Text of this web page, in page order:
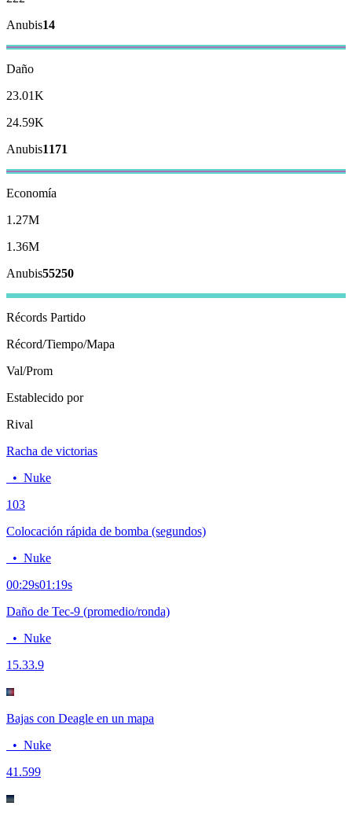
Anubis14
Daño
23.01K
24.59K
Anubis1171
Economía
1.27M
1.36M
Anubis55250
Récords Partido
Récord/Tiempo/Mapa
Val/Prom
Establecido por
Rival
Racha de victorias
• Nuke
103
Colocación rápida de bomba (segundos)
• Nuke
00:29s01:19s
Daño de Tec-9 (promedio/ronda)
• Nuke
15.33.9
Bajas con Deagle en un mapa
• Nuke
41.599